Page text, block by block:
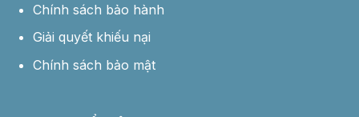
Chính sách bảo hành
Giải quyết khiếu nại
Chính sách bảo mật